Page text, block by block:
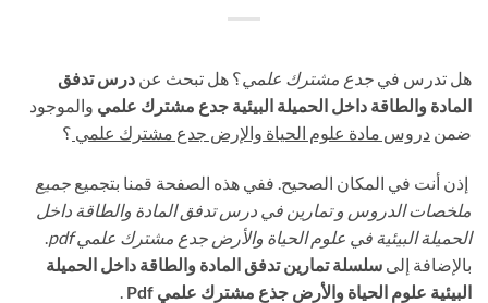
هل تدرس في جدع مشترك علمي؟ هل تبحث عن درس تدفق
المادة والطاقة داخل الحميلة البيئية جدع مشترك علمي والموجود
ضمن دروس مادة علوم الحياة والإرض جدع مشترك علمي ؟
إذن أنت في المكان الصحيح. ففي هذه الصفحة قمنا بتجميع جميع
ملخصات الدروس و تمارين في درس تدفق المادة والطاقة داخل
الحميلة البيئية في علوم الحياة والأرض جدع مشترك علمي pdf
بالإضافة إلى سلسلة تمارين تدفق المادة والطاقة داخل الحميلة
البيئية علوم الحياة والأرض جذع مشترك علمي Pdf